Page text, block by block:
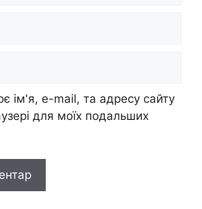
ім'я, e-mail, та адресу сайту
для моїх подальших